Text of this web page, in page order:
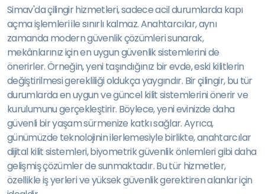
Simav'da çilingir hizmetleri, sadece acil durumlarda kapı
açma işlemleri ile sınırlı kalmaz. Anahtarcılar, aynı
zamanda modern güvenlik çözümleri sunarak,
mekânlarınız için en uygun güvenlik sistemlerini de
önerirler. Örneğin, yeni taşındığınız bir evde, eski kilitlerin
değiştirilmesi gerekliliği oldukça yaygındır. Bir çilingir, bu tür
durumlarda en uygun ve güncel kilit sistemlerini önerir ve
kurulumunu gerçekleştirir. Böylece, yeni evinizde daha
güvenli bir yaşam sürmenize katkı sağlar. Ayrıca,
günümüzde teknolojinin ilerlemesiyle birlikte, anahtarcılar
dijital kilit sistemleri, biyometrik güvenlik önlemleri gibi daha
gelişmiş çözümler de sunmaktadır. Bu tür hizmetler,
özellikle iş yerleri ve yüksek güvenlik gerektiren alanlar için